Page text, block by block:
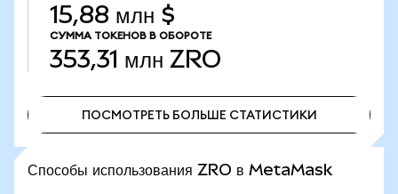
15,88 млн $
СУММА ТОКЕНОВ В ОБОРОТЕ
353,31 млн ZRO
ПОСМОТРЕТЬ БОЛЬШЕ СТАТИСТИКИ
Способы использования ZRO в MetaMask